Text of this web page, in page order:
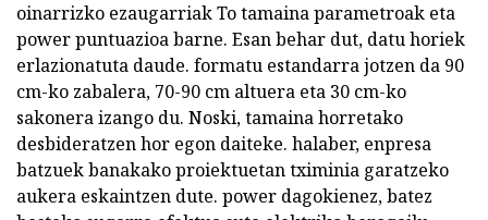
oinarrizko ezaugarriak To tamaina parametroak eta
power puntuazioa barne. Esan behar dut, datu horiek
erlazionatuta daude. formatu estandarra jotzen da 90
cm-ko zabalera, 70-90 cm altuera eta 30 cm-ko
sakonera izango du. Noski, tamaina horretako
desbideratzen hor egon daiteke. halaber, enpresa
batzuek banakako proiektuetan tximinia garatzeko
aukera eskaintzen dute. power dagokienez, batez